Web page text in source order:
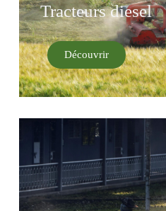
Tracteurs diesel
Découvrir